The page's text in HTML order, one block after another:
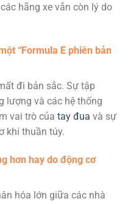
hãng xe vẫn còn lý do
“Formula E phiên bản
đi bản sắc. Sự tập
lượng và các hệ thống
vai trò của tay đua và sự
khí thuần túy.
hơn hay do động cơ
hóa lớn giữa các nhà